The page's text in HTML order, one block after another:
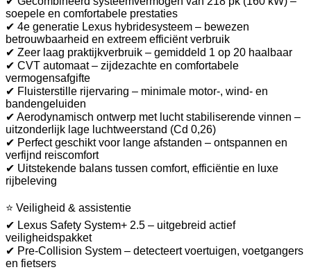
soepele en comfortabele prestaties
✔ 4e generatie Lexus hybridesysteem – bewezen
betrouwbaarheid en extreem efficiënt verbruik
✔ Zeer laag praktijkverbruik – gemiddeld 1 op 20 haalbaar
✔ CVT automaat – zijdezachte en comfortabele
vermogensafgifte
✔ Fluisterstille rijervaring – minimale motor-, wind- en
bandengeluiden
✔ Aerodynamisch ontwerp met lucht stabiliserende vinnen –
uitzonderlijk lage luchtweerstand (Cd 0,26)
✔ Perfect geschikt voor lange afstanden – ontspannen en
verfijnd reiscomfort
✔ Uitstekende balans tussen comfort, efficiëntie en luxe
rijbeleving
⭐ Veiligheid & assistentie
✔ Lexus Safety System+ 2.5 – uitgebreid actief
veiligheidspakket
✔ Pre-Collision System – detecteert voertuigen, voetgangers
en fietsers